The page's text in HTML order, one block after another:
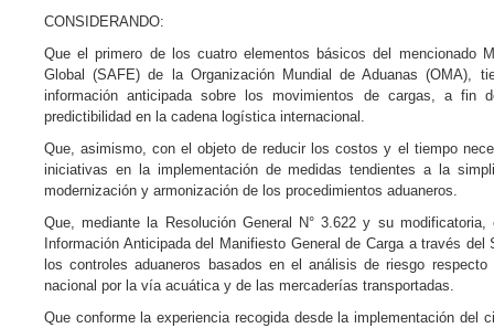
CONSIDERANDO:
Que el primero de los cuatro elementos básicos del mencionado
Global (SAFE) de la Organización Mundial de Aduanas (OMA),
información anticipada sobre los movimientos de cargas, a fin
predictibilidad en la cadena logística internacional.
Que, asimismo, con el objeto de reducir los costos y el tiempo
iniciativas en la implementación de medidas tendientes a la
modernización y armonización de los procedimientos aduaneros.
Que, mediante la Resolución General N° 3.622 y su
Información Anticipada del Manifiesto General de Carga a través
los controles aduaneros basados en el análisis de riesgo
nacional por la vía acuática y de las mercaderías transportadas.
Que conforme la experiencia recogida desde la implementación del